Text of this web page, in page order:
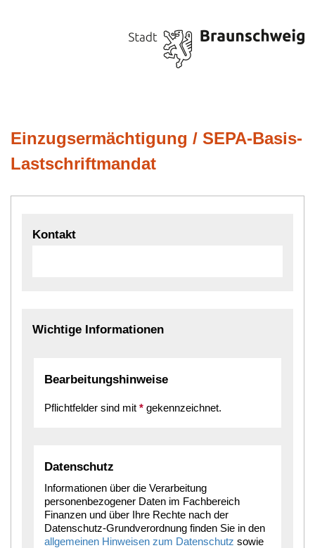
Einzugsermächtigung / SEPA-Basis-
Lastschriftmandat
Kontakt
Wichtige Informationen
Bearbeitungshinweise
Pflichtfelder sind mit * gekennzeichnet.
Datenschutz
Informationen über die Verarbeitung
personenbezogener Daten im Fachbereich
Finanzen und über Ihre Rechte nach der
Datenschutz-Grundverordnung finden Sie in den
allgemeinen Hinweisen zum Datenschutz sowie